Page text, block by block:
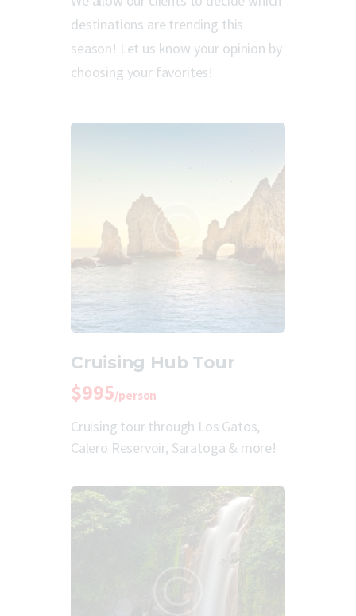
destinations are trending this
season! Let us know your opinion by
choosing your favorites!
Cruising Hub Tour
$995/person
Cruising tour through Los Gatos,
Calero Reservoir, Saratoga & more!